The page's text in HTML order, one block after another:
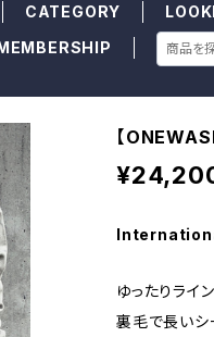
CATEGORY
【
ゆったりライ
裏毛で長いシ